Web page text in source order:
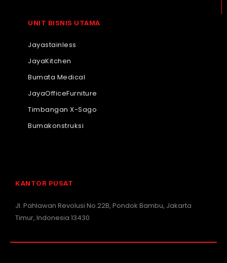
UNIT BISNIS UTAMA
Jayastainless
JayaKitchen
Bumata Medical
JayaOfficeFurniture
Timbangan X-Sago
Bumakonstruksi
KANTOR PUSAT
Jl. Pahlawan Revolusi No.22B, Pondok Bambu, Jakarta
Timur, Indonesia 13430